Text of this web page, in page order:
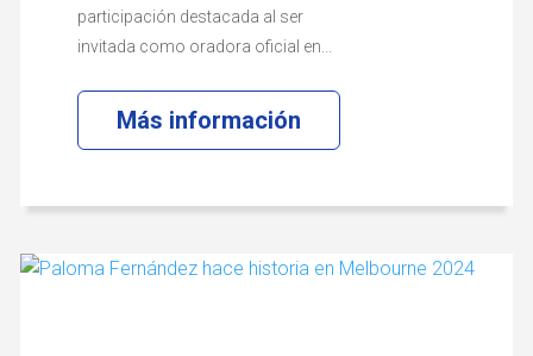
participación destacada al ser
invitada como oradora oficial en...
Más información